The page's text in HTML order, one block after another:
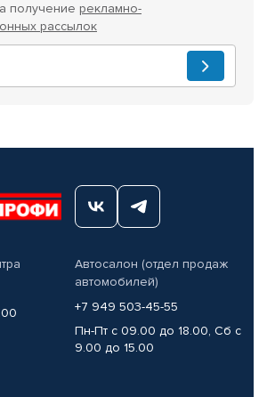
получение рекламно-
рассылок
Автосалон (отдел продаж
автомобилей)
+7 949 503-45-55
Пн-Пт с 09.00 до 18.00, Сб с
9.00 до 15.00